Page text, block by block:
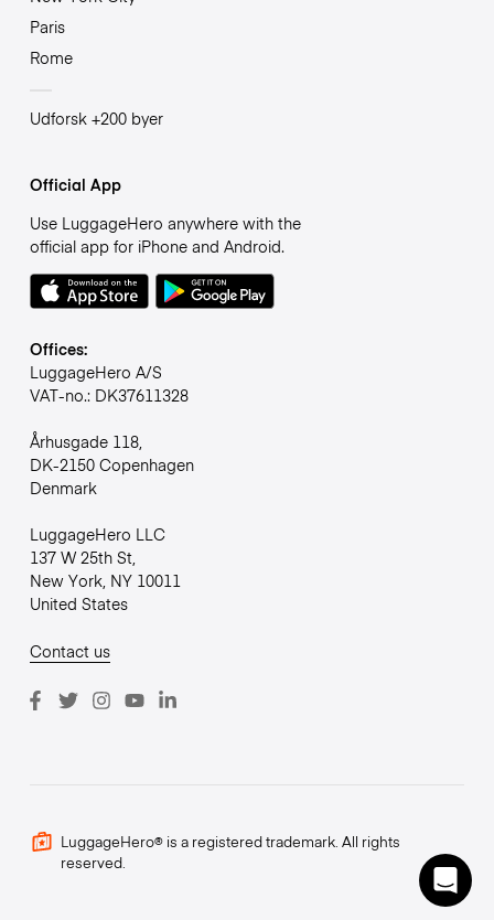
Paris
Rome
Udforsk +200 byer
Official App
Use LuggageHero anywhere with the
official app for iPhone and Android.
Offices:
LuggageHero A/S
VAT-no.: DK37611328
Århusgade 118,
DK-2150 Copenhagen
Denmark
LuggageHero LLC
137 W 25th St,
New York, NY 10011
United States
Contact us
LuggageHero® is a registered trademark. All rights
reserved.